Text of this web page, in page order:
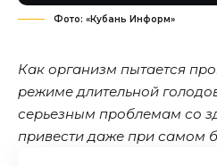
Фото: «Кубань Информ»
Как организм пытается
режиме длительной
серьезным проблемам со
привести даже при самом